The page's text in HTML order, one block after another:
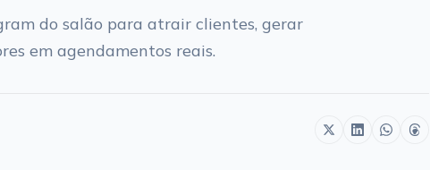
do salão para atrair clientes, gerar
em agendamentos reais.